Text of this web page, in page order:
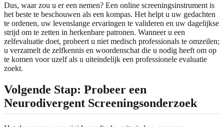
Dus, waar zou u er een nemen? Een online screeningsinstrument is
het beste te beschouwen als een kompas. Het helpt u uw gedachten
te ordenen, uw levenslange ervaringen te valideren en uw dagelijkse
strijd om te zetten in herkenbare patronen. Wanneer u een
zelfevaluatie doet, probeert u niet medisch professionals te omzeilen;
u verzamelt de zelfkennis en woordenschat die u nodig heeft om op
te komen voor uzelf als u uiteindelijk een professionele evaluatie
zoekt.
Volgende Stap: Probeer een
Neurodivergent Screeningsonderzoek